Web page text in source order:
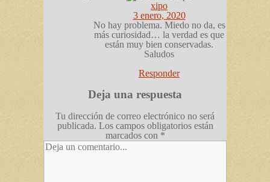
xipo
3 enero, 2020
No hay problema. Miedo no da, es
más curiosidad… la verdad es que
están muy bien conservadas.
Saludos
Responder
Deja una respuesta
Tu dirección de correo electrónico no será
publicada. Los campos obligatorios están
marcados con *